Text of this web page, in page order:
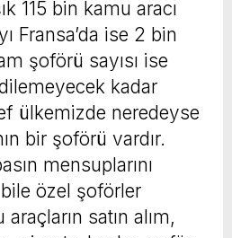
115 bin kamu aracı
Fransa’da ise 2 bin
şoförü sayısı ise
kadar
ülkemizde neredeyse
bir şoförü vardır.
mensuplarını
özel şoförler
satın alım,